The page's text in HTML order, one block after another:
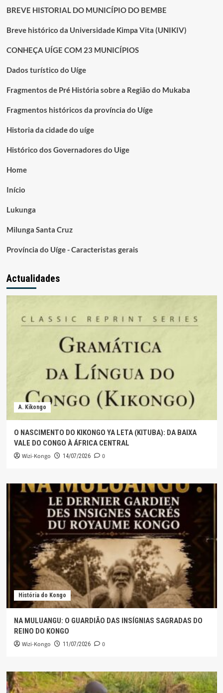
BREVE HISTORIAL DO MUNICÍPIO DO BEMBE
Breve histórico da Universidade Kimpa Vita (UNIKIV)
CONHEÇA UÍGE COM 23 MUNICÍPIOS
Dados turístico do Uíge
Fragmentos de Pré História sobre a Região do Mukaba
Fragmentos históricos da província do Uíge
Historia da cidade do uíge
Histórico dos Governadores do Uige
Home
Início
Lukunga
Milunga Santa Cruz
Província do Uíge - Caracteristas gerais
Actualidades
A. Kikongo
O NASCIMENTO DO KIKONGO YA LETA (KITUBA): DA BAIXA
VALE DO CONGO À ÁFRICA CENTRAL
Wizi-Kongo 14/07/2026 0
História do Kongo
NA MULUANGU: O GUARDIÃO DAS INSÍGNIAS SAGRADAS DO
REINO DO KONGO
Wizi-Kongo 11/07/2026 0